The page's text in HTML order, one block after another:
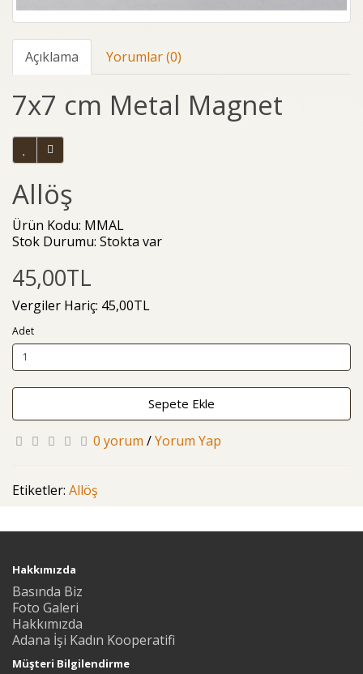
Açıklama Yorumlar (0)
7x7 cm Metal Magnet
Allöş
Ürün Kodu: MMAL
Stok Durumu: Stokta var
45,00TL
Vergiler Hariç: 45,00TL
Adet
Sepete Ekle
0 yorum /Yorum Yap
Etiketler: Allöş
Hakkımızda
Basında Biz
Foto Galeri
Hakkımızda
Adana İşi Kadın Kooperatifi
Müşteri Bilgilendirme